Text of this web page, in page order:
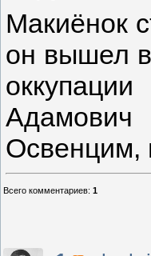
Макиёнок
он вышел
Освенцим,
Всего комментариев: 1